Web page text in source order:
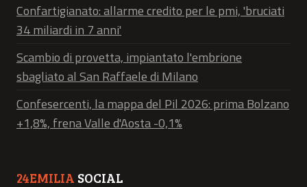
Confartigianato: allarme credito per le pmi, 'bruciati
34 miliardi in 7 anni'
Scambio di provetta, impiantato l'embrione
sbagliato al San Raffaele di Milano
Confesercenti, la mappa del Pil 2026: prima Bolzano
+1,8%, frena Valle d'Aosta -0,1%
24EMILIA SOCIAL